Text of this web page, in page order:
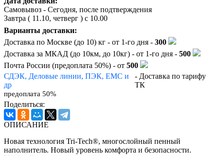
Самовывоз - Сегодня, после подтверждения
Завтра ( 11.10, четверг ) с 10.00
Варианты доставки:
Доставка по Москве (до 10) кг - от 1-го дня - 300
Доставка за МКАД (до 10км, до 10кг) - от 1-го дня - 500
Почта России (предоплата 50%) - от 500
СДЭК, Деловые линии, ПЭК, EMC и
др
предоплата 50%
- Доставка по тарифу
ТК
Поделиться:
ОПИСАНИЕ
Новая технология Tri-Tech®, многослойный пенный
наполнитель. Новый уровень комфорта и безопасности.